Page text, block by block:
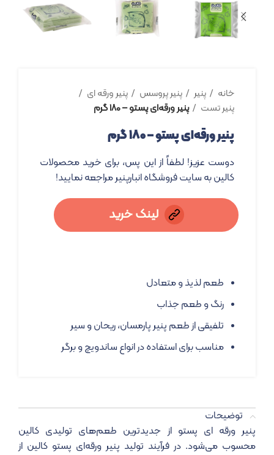
خانه پنیر پنیر پروسس
پنیر ورقه ای
پنیر تست
پنیر ورقه‌ای پستو – ۱۸۰ گرم
پنیر ورقه‌ای پستو – ۱۸۰ گرم
دوست عزیز! لطفاً از این پس، برای خرید محصولات
کالین به سایت فروشگاه انبارپنیر مراجعه نمایید!
لینک خرید
طعم لذیذ و متعادل
رنگ و طعم جذاب
تلفیقی از طعم پنیر پارمسان، ریحان و سیر
مناسب برای استفاده در انواع ساندویچ و برگر
توضیحات
پنیر ورقه ای پستو از جدیدترین طعم‌های تولیدی کالین
محسوب می‌شود. در فرآیند تولید پنیر ورقه‌ای پستو کالین از